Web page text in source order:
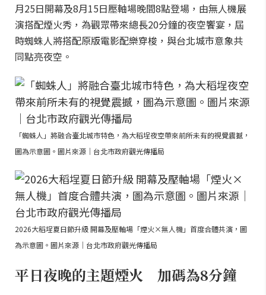
月25日開幕及8月15日壓軸場晚間8點登場，由無人機展
演搭配煙火秀，為觀眾帶來總長20分鐘的夜空饗宴，屆
時蜘蛛人將搭配原版電影配樂穿梭，與台北城市意象共
同點亮夜空。
「蜘蛛人」將融合臺北城市特色，為大稻埕夜空帶來前所未有的視覺震撼，
圖為示意圖。圖片來源｜台北市政府觀光傳播局
2026大稻埕夏日節升級 開幕及壓軸場「煙火×無人機」首度合體共演，圖
為示意圖。圖片來源｜台北市政府觀光傳播局
平日夜晚的主題煙火 加碼為8分鐘